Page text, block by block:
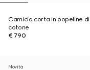
Camicia corta in popeline di
cotone
€ 790
Novità